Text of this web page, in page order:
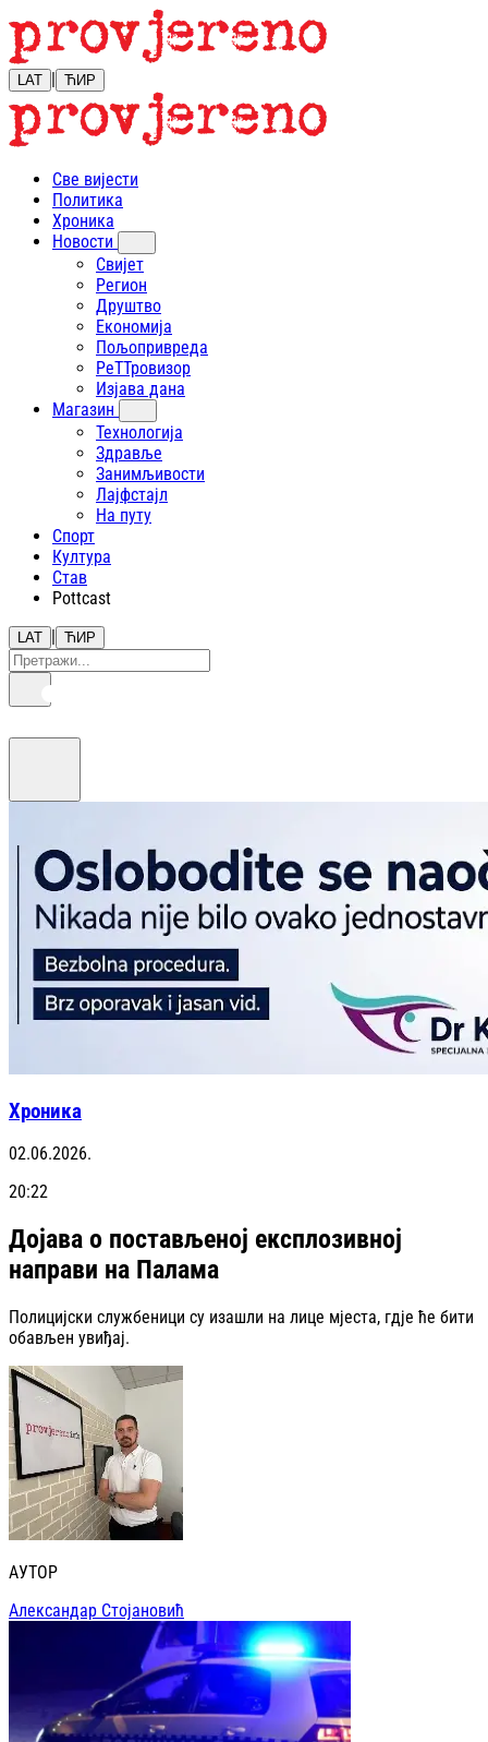
LAT | ЋИР
Све вијести
Политика
Хроника
Новости
Свијет
Регион
Друштво
Економија
Пољопривреда
РеТТровизор
Изјава дана
Магазин
Технологија
Здравље
Занимљивости
Лајфстajл
На путу
Спорт
Култура
Став
Pottcast
LAT | ЋИР
Хроника
02.06.2026.
20:22
Дојава о постављеној експлозивној
направи на Палама
Полицијски службеници су изашли на лице мјеста, гдје ће бити
обављен увиђај.
АУТОР
Александар Стојановић